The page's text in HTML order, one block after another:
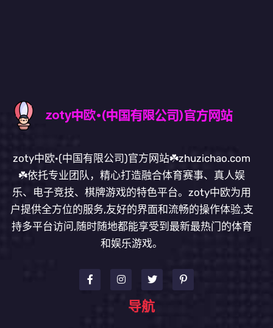
zoty中欧·(中国有限公司)官方网站☘️zhuzichao.com
☘️依托专业团队，精心打造融合体育赛事、真人娱
乐、电子竞技、棋牌游戏的特色平台。zoty中欧为用
户提供全方位的服务,友好的界面和流畅的操作体验,支
持多平台访问,随时随地都能享受到最新最热门的体育
和娱乐游戏。
导航